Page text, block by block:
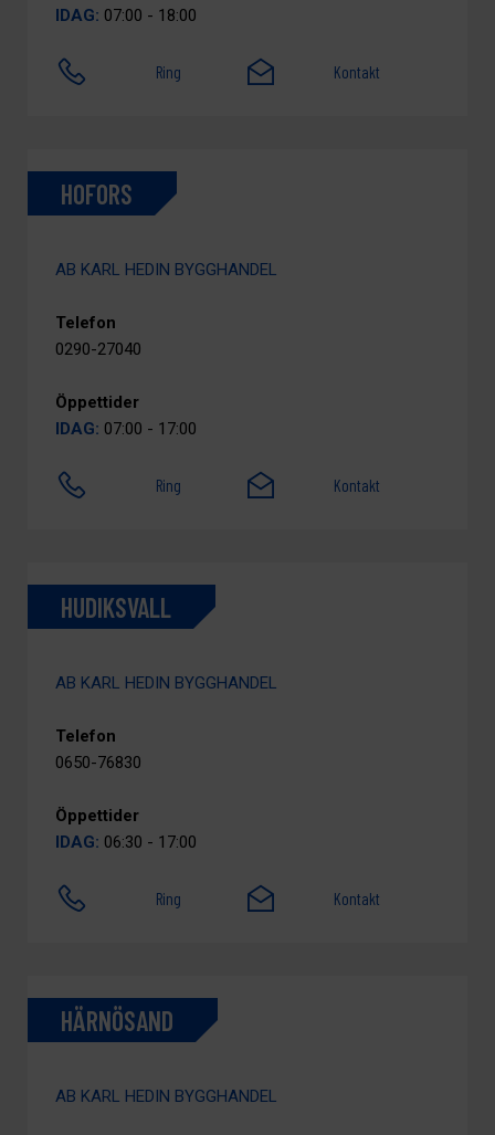
IDAG: 07:00 - 18:00
Ring Kontakt
HOFORS
AB KARL HEDIN BYGGHANDEL
Telefon
0290-27040
Öppettider
IDAG: 07:00 - 17:00
Ring Kontakt
HUDIKSVALL
AB KARL HEDIN BYGGHANDEL
Telefon
0650-76830
Öppettider
IDAG: 06:30 - 17:00
Ring Kontakt
HÄRNÖSAND
AB KARL HEDIN BYGGHANDEL